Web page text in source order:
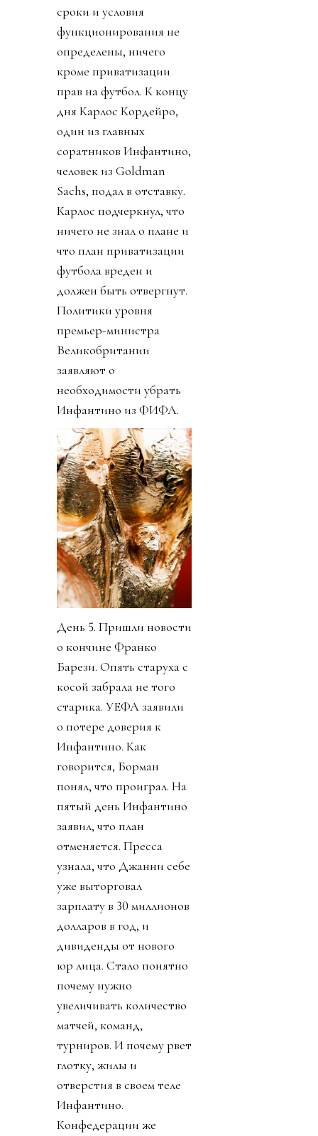
сроки и условия
функционирования не
определены, ничего
кроме приватизации
прав на футбол. К концу
дня Карлос Кордейро,
один из главных
соратников Инфантино,
человек из Goldman
Sachs, подал в отставку.
Карлос подчеркнул, что
ничего не знал о плане и
что план приватизации
футбола вреден и
должен быть отвергнут.
Политики уровня
премьер-министра
Великобритании
заявляют о
необходимости убрать
Инфантино из ФИФА.
День 5. Пришли новости
о кончине Франко
Барези. Опять старуха с
косой забрала не того
старика. УЕФА заявили
о потере доверия к
Инфантино. Как
говорится, Борман
понял, что проиграл. На
пятый день Инфантино
заявил, что план
отменяется. Пресса
узнала, что Джанни себе
уже выторговал
зарплату в 30 миллионов
долларов в год, и
дивиденды от нового
юр лица. Стало понятно
почему нужно
увеличивать количество
матчей, команд,
турниров. И почему рвет
глотку, жилы и
отверстия в своем теле
Инфантино.
Конфедерации же